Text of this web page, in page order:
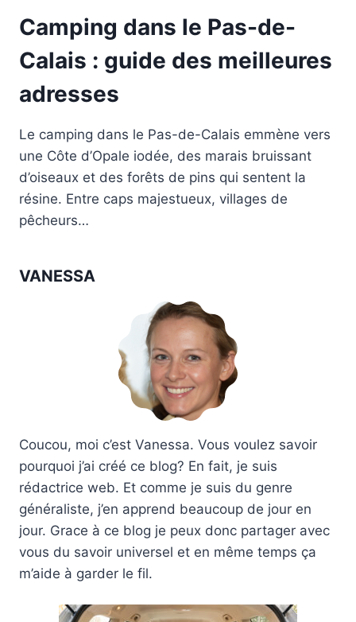
Camping dans le Pas-de-
Calais : guide des meilleures
adresses
Le camping dans le Pas-de-Calais emmène vers
une Côte d’Opale iodée, des marais bruissant
d’oiseaux et des forêts de pins qui sentent la
résine. Entre caps majestueux, villages de
pêcheurs…
VANESSA
Coucou, moi c’est Vanessa. Vous voulez savoir
pourquoi j’ai créé ce blog? En fait, je suis
rédactrice web. Et comme je suis du genre
généraliste, j’en apprend beaucoup de jour en
jour. Grace à ce blog je peux donc partager avec
vous du savoir universel et en même temps ça
m’aide à garder le fil.